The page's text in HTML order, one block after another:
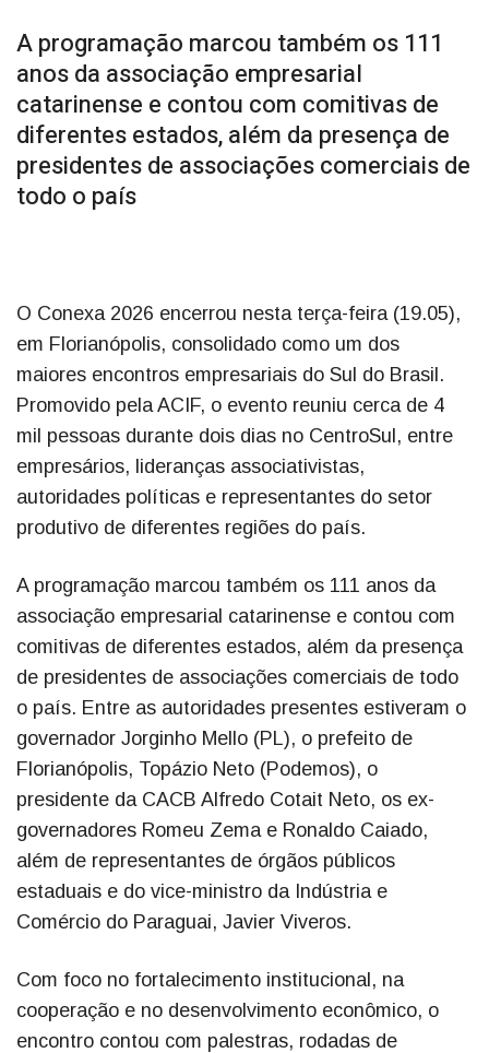
A programação marcou também os 111
anos da associação empresarial
catarinense e contou com comitivas de
diferentes estados, além da presença de
presidentes de associações comerciais de
todo o país
O Conexa 2026 encerrou nesta terça-feira (19.05),
em Florianópolis, consolidado como um dos
maiores encontros empresariais do Sul do Brasil.
Promovido pela ACIF, o evento reuniu cerca de 4
mil pessoas durante dois dias no CentroSul, entre
empresários, lideranças associativistas,
autoridades políticas e representantes do setor
produtivo de diferentes regiões do país.
A programação marcou também os 111 anos da
associação empresarial catarinense e contou com
comitivas de diferentes estados, além da presença
de presidentes de associações comerciais de todo
o país. Entre as autoridades presentes estiveram o
governador Jorginho Mello (PL), o prefeito de
Florianópolis, Topázio Neto (Podemos), o
presidente da CACB Alfredo Cotait Neto, os ex-
governadores Romeu Zema e Ronaldo Caiado,
além de representantes de órgãos públicos
estaduais e do vice-ministro da Indústria e
Comércio do Paraguai, Javier Viveros.
Com foco no fortalecimento institucional, na
cooperação e no desenvolvimento econômico, o
encontro contou com palestras, rodadas de